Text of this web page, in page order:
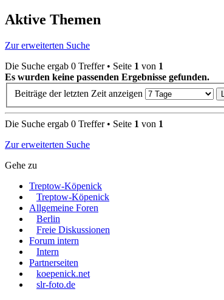
Aktive Themen
Zur erweiterten Suche
Die Suche ergab 0 Treffer • Seite 1 von 1
Es wurden keine passenden Ergebnisse gefunden.
Beiträge der letzten Zeit anzeigen
Die Suche ergab 0 Treffer • Seite 1 von 1
Zur erweiterten Suche
Gehe zu
Treptow-Köpenick
Treptow-Köpenick
Allgemeine Foren
Berlin
Freie Diskussionen
Forum intern
Intern
Partnerseiten
koepenick.net
slr-foto.de